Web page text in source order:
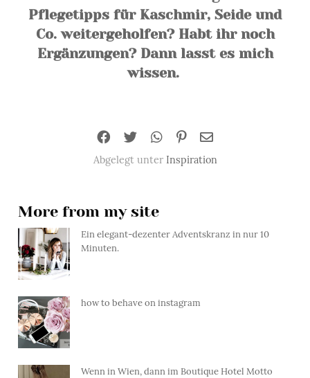
Pflegetipps für Kaschmir, Seide und
Co. weitergeholfen? Habt ihr noch
Ergänzungen? Dann lasst es mich
wissen.
Abgelegt unter Inspiration
More from my site
Ein elegant-dezenter Adventskranz in nur 10
Minuten.
how to behave on instagram
Wenn in Wien, dann im Boutique Hotel Motto